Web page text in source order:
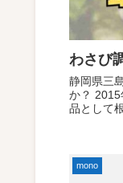
わさび
静岡県三
か？ 2015
品として
mono